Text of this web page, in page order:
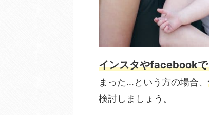
インスタやfacebook
まった…という方の場合、
検討しましょう。